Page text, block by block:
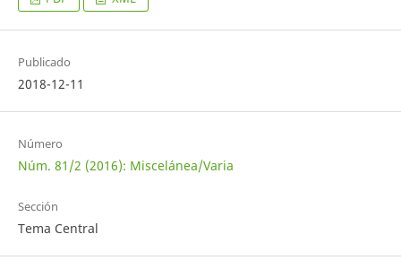
Publicado
2018-12-11
Número
Núm. 81/2 (2016): Miscelánea/Varia
Sección
Tema Central